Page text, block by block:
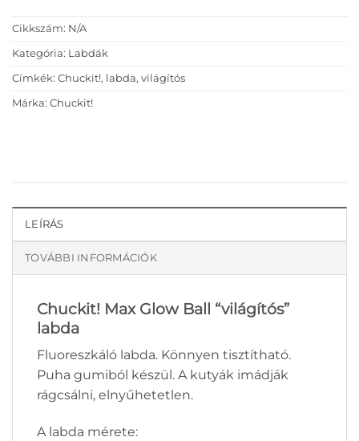
Cikkszám: N/A
Kategória: Labdák
Címkék: Chuckit!, labda, világítós
Márka: Chuckit!
LEÍRÁS
TOVÁBBI INFORMÁCIÓK
Chuckit! Max Glow Ball “világítós”
labda
Fluoreszkáló labda. Könnyen tisztítható.
Puha gumiból készül. A kutyák imádják
rágcsálni, elnyűhetetlen.
A labda mérete: